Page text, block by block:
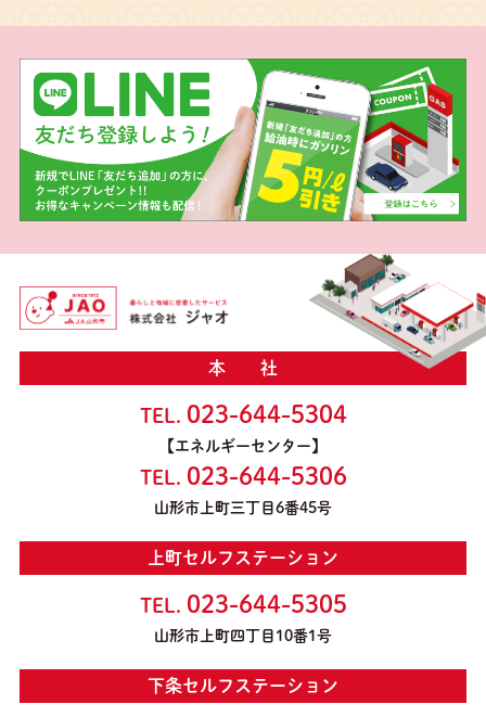
本 社
TEL. 023-644-5304
【エネルギーセンター】
TEL. 023-644-5306
山形市上町三丁目6番45号
上町セルフステーション
TEL. 023-644-5305
山形市上町四丁目10番1号
下条セルフステーション